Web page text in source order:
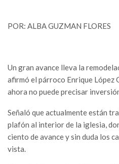
POR: ALBA GUZMAN FLORES
Un gran avance lleva la
afirmó el párroco Enrique López
ahora no puede precisar
Señaló que actualmente están
plafón al interior de la iglesia,
ciento de avance y sin duda los
vista.